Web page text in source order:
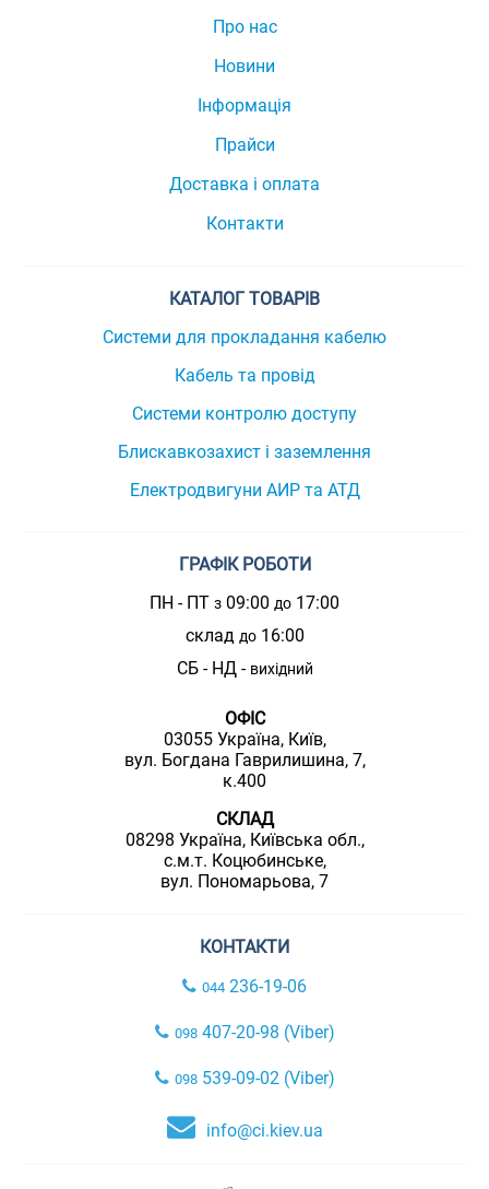
Про нас
Новини
Інформація
Прайси
Доставка і оплата
Контакти
КАТАЛОГ ТОВАРІВ
Системи для прокладання кабелю
Кабель та провід
Системи контролю доступу
Блискавкозахист і заземлення
Електродвигуни АИР та АТД
ГРАФІК РОБОТИ
ПН - ПТ з 09:00 до 17:00
склад до16:00
СБ - НД - вихідний
ОФІС
03055 Україна, Київ,
вул. Богдана Гаврилишина, 7,
к.400
СКЛАД
08298 Україна, Київська обл.,
с.м.т. Коцюбинське,
вул. Пономарьова, 7
КОНТАКТИ
044 236-19-06
098407-20-98 (Viber)
098539-09-02 (Viber)
info@ci.kiev.ua